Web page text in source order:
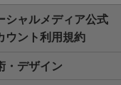
シャルメディア公式
ウント利用規約
・デザイン